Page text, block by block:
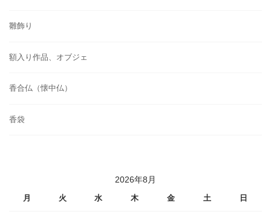
雛飾り
額入り作品、オブジェ
香合仏（懐中仏）
香袋
2026年8月
月 火 水 木 金 土 日